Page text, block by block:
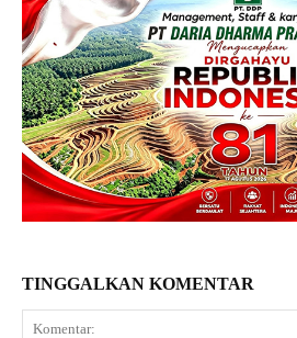
TINGGALKAN KOMENTAR